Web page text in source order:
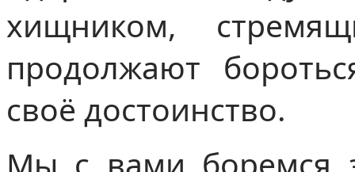
хищником,
продолжают
своё достоинство.
Мы с вами боремся